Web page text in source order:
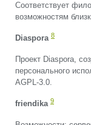
Соответствует
возможностям
Diaspora 8
Проект Diaspora,
персонального
AGPL-3.0.
friendika 9